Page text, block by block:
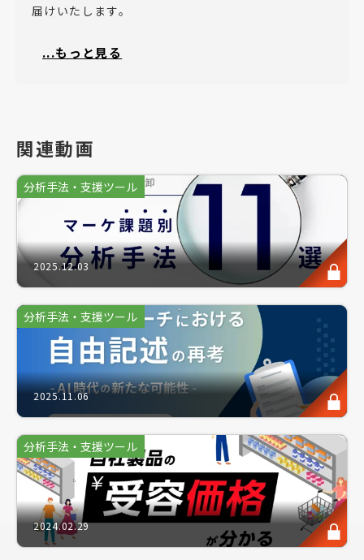
届けいたします。
このような方にお勧めのセミナーです。
コロナ禍の変遷も含め、消費者の購買行動が駆け足に
変化する昨今。多くのサービス・プロダクトの競争は
激化し、リサーチ会社としても、自社の適材を見つけ
ることに多くの方が未踏の課題を抱えていると示唆し
ています。
現在はモノと情報、それに応じたタッチポイントが飽
和し、競合が別カテゴリにいることも多いです。しか
し、だからこそビジネスチャンスを見つけることは、
もしかすると商機に注視するよりも「自社の良さ」を
徹底的に分析することで、価値が見出せるかもしれな
いと考えています。
自社でしか提供できないベネフィットに立ち戻り、今
一度、消費者満足度に対する真の眼差しを持つこと
が、カンパニーの真価を発揮するかもしれません。そ
こで今回は、アスマークのリサーチャーが、これら課
...もっと見る
関連動画
分析手法・支援ツール
2025.12.03
分析手法・支援ツール
2025.11.06
分析手法・支援ツール
2024.02.29